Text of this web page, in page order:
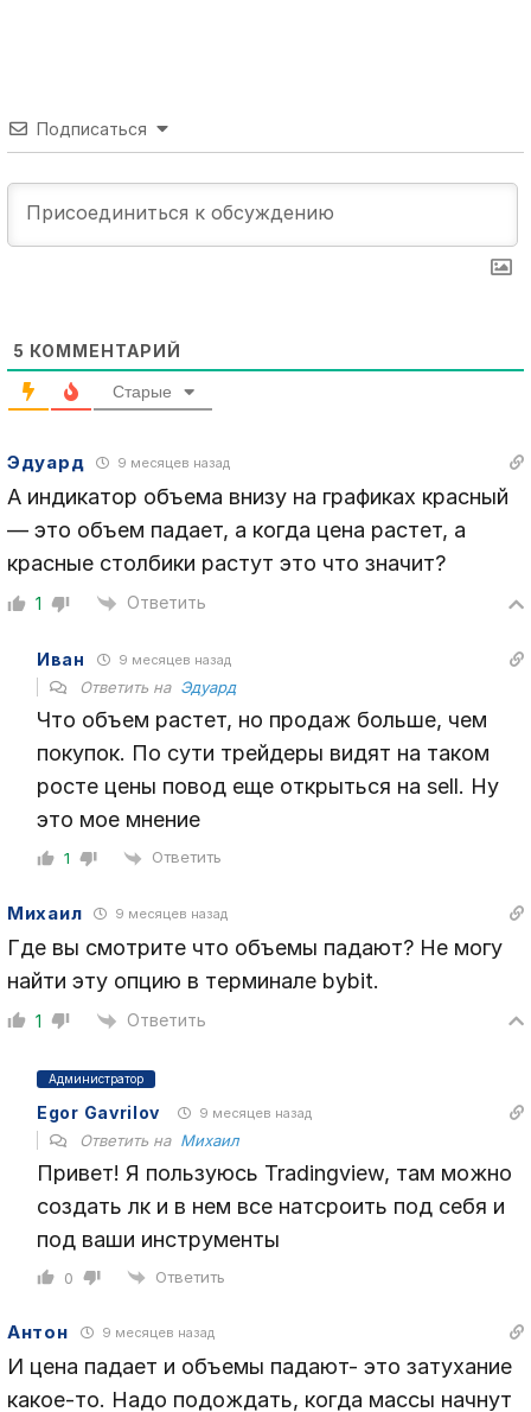
Подписаться
5 КОММЕНТАРИЙ
Старые
Эдуард 9 месяцев назад
А индикатор объема внизу на графиках красный
— это объем падает, а когда цена растет, а
красные столбики растут это что значит?
1 Ответить
Иван 9 месяцев назад
Ответить на Эдуард
Что объем растет, но продаж больше, чем
покупок. По сути трейдеры видят на таком
росте цены повод еще открыться на sell. Ну
это мое мнение
1 Ответить
Михаил 9 месяцев назад
Где вы смотрите что объемы падают? Не могу
найти эту опцию в терминале bybit.
1 Ответить
Администратор
Egor Gavrilov 9 месяцев назад
Ответить на Михаил
Привет! Я пользуюсь Tradingview, там можно
создать лк и в нем все натсроить под себя и
под ваши инструменты
0 Ответить
Антон 9 месяцев назад
И цена падает и объемы падают- это затухание
какое-то. Надо подождать, когда массы начнут